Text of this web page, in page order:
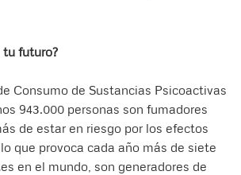
tu futuro?
Consumo de Sustancias Psicoactivas
943.000 personas son fumadores
de estar en riesgo por los efectos
que provoca cada año más de siete
en el mundo, son generadores de